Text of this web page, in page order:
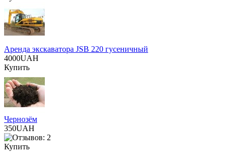
Аренда экскаватора JSB 220 гусеничный
4000UAH
Купить
Чернозём
350UAH
Купить